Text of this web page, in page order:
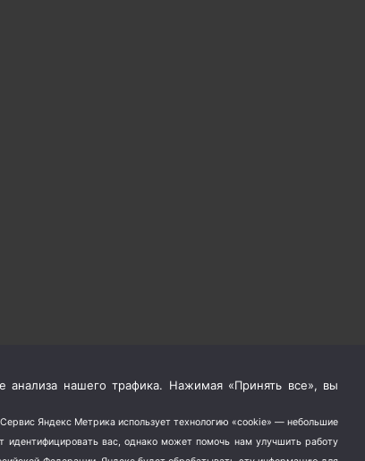
нашего трафика. Нажимая «Принять все», вы
Яндекс Метрика использует технологию «cookie» — небольшие
вас, однако может помочь нам улучшить работу